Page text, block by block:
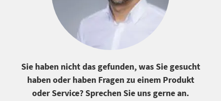
Sie haben nicht das gefunden, was Sie gesucht
haben oder haben Fragen zu einem Produkt
oder Service? Sprechen Sie uns gerne an.